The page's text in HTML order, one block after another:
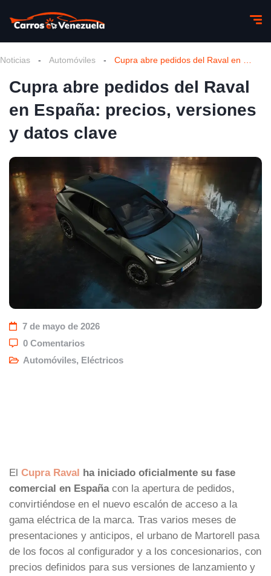
Noticias - Automóviles -
Cupra abre pedidos del Raval
en España: precios, versiones
y datos clave
7 de mayo de 2026
0 Comentarios
Automóviles, Eléctricos
El Cupra Raval ha iniciado oficialmente su fase
comercial en Españacon la apertura de pedidos,
convirtiéndose en el nuevo escalón de acceso a la
gama eléctrica de la marca. Tras varios meses de
presentaciones y anticipos, el urbano de Martorell pasa
de los focos al configurador y a los concesionarios, con
precios definidos para sus versiones de lanzamiento y